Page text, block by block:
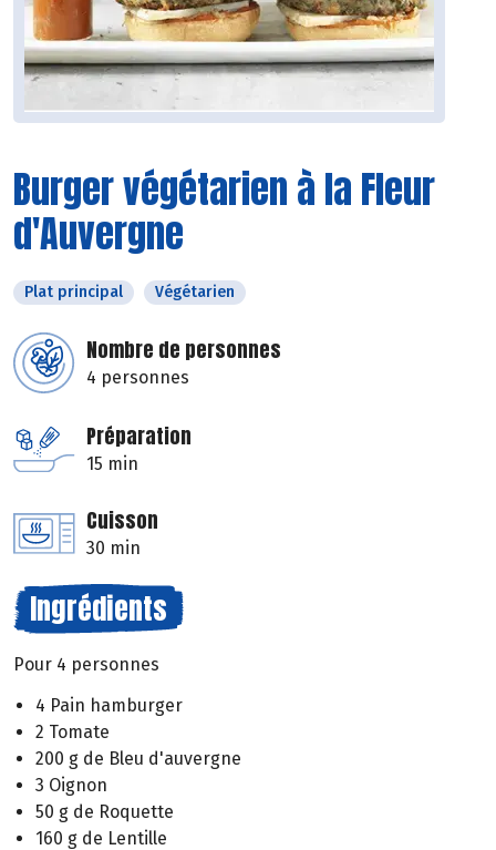
Burger végétarien à la Fleur
d'Auvergne
Plat principal Végétarien
Nombre de personnes
4 personnes
Préparation
15 min
Cuisson
30 min
Ingrédients
Pour 4 personnes
4 Pain hamburger
2 Tomate
200 g de Bleu d'auvergne
3 Oignon
50 g de Roquette
160 g de Lentille